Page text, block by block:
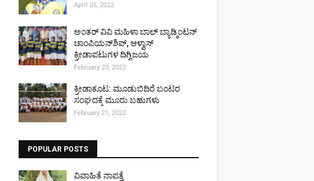
April 05, 2022
ಅಂತರ್ ವಿವಿ ಮಹಿಳಾ ಬಾಲ್ ಬ್ಯಾಡ್ಮಿಂಟನ್
ಚಾಂಪಿಯನ್‌ಶಿಪ್, ಆಳ್ವಾಸ್
ಕ್ರೀಡಾಪಟುಗಳ ದಿಗ್ವಿಜಯ
February 23, 2022
ಕ್ರೀಡಾಕೂಟ: ಮೂಡುಬಿದಿರೆ ಬಂಟರ
ಸಂಘದಕ್ಕೆ ಮೂರು ಬಹುಗಳು
February 21, 2022
POPULAR POSTS
ವಿವಾಹಿತೆ ನಾಪತ್ತೆ